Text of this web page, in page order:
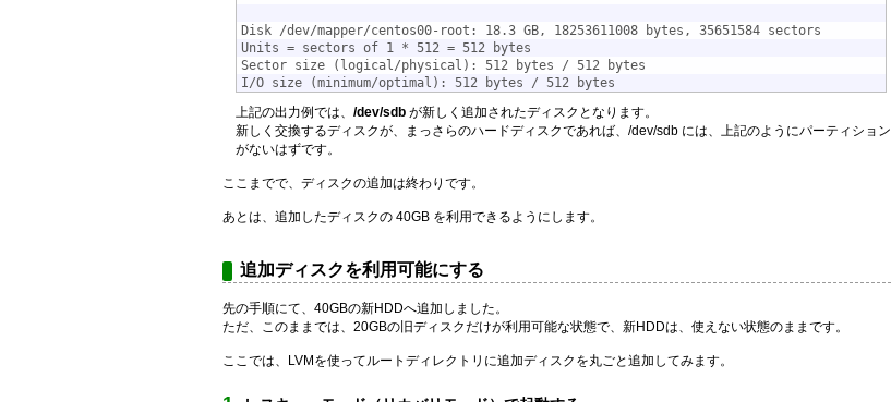
Disk /dev/mapper/centos00-root: 18.3 GB, 18253611008 bytes, 35651584 sectors
Units = sectors of 1 * 512 = 512 bytes
Sector size (logical/physical): 512 bytes / 512 bytes
I/O size (minimum/optimal): 512 bytes / 512 bytes
上記の出力例では、 /dev/sdb が新しく追加されたディスクとなります。
新しく交換するディスクが、まっさらのハードディスクであれば、/dev/sdb には、上記のようにパーティション
がないはずです。
ここまでで、ディスクの追加は終わりです。
あとは、追加したディスクの 40GB を利用できるようにします。
追加ディスクを利用可能にする
先の手順にて、40GBの新HDDへ追加しました。
ただ、このままでは、20GBの旧ディスクだけが利用可能な状態で、新HDDは、使えない状態のままです。
ここでは、LVMを使ってルートディレクトリに追加ディスクを丸ごと追加してみます。